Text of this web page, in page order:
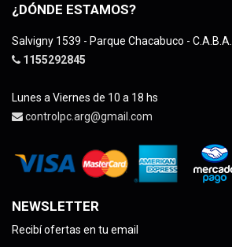
¿DÓNDE ESTAMOS?
Salvigny 1539 - Parque Chacabuco - C.A.B.A.
1155292845
Lunes a Viernes de 10 a 18 hs
controlpc.arg@gmail.com
NEWSLETTER
Recibí ofertas en tu email